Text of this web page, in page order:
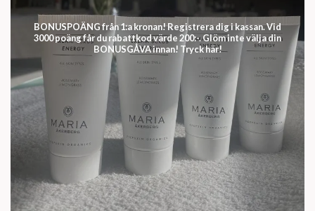
BONUSPOÄNG från 1:a kronan! Registrera dig i kassan. Vid
3000 poäng får du rabattkod värde 200:-. Glöm inte välja din
BONUSGÅVA innan! Tryck här!